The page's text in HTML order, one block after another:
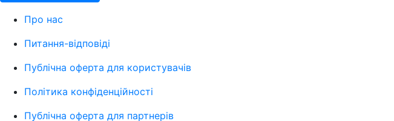
Про нас
Питання-відповіді
Публічна оферта для користувачів
Політика конфіденційності
Публічна оферта для партнерів